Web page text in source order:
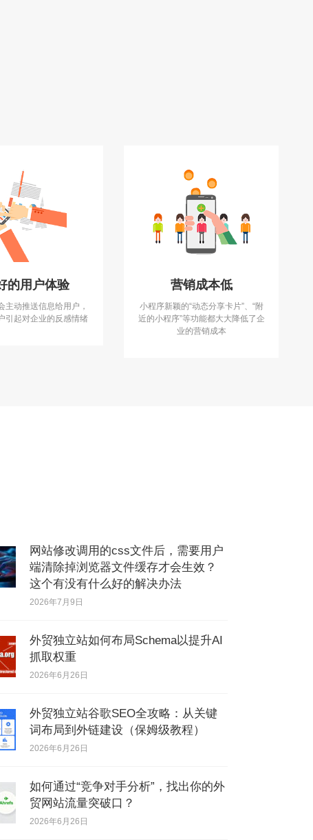
的用户体验
主动推送信息给用户，
引起对企业的反感情绪
营销成本低
小程序新颖的“动态分享卡片”、“附
近的小程序”等功能都大大降低了企
业的营销成本
网站修改调用的css文件后，需要用户
端清除掉浏览器文件缓存才会生效？
这个有没有什么好的解决办法
2026年7月9日
外贸独立站如何布局Schema以提升AI
抓取权重
2026年6月26日
外贸独立站谷歌SEO全攻略：从关键
词布局到外链建设（保姆级教程）
2026年6月26日
如何通过“竞争对手分析”，找出你的外
贸网站流量突破口？
2026年6月26日